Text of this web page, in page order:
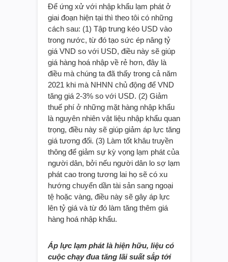
Để ứng xử với nhập khẩu lạm phát ở
giai đoạn hiện tại thì theo tôi có những
cách sau: (1) Tập trung kéo USD vào
trong nước, từ đó tạo sức ép nâng tỷ
giá VND so với USD, điều này sẽ giúp
giá hàng hoá nhập về rẻ hơn, đây là
điều mà chúng ta đã thấy trong cả năm
2021 khi mà NHNN chủ động để VND
tăng giá 2-3% so với USD. (2) Giảm
thuế phí ở những mặt hàng nhập khẩu
là nguyên nhiên vật liệu nhập khẩu quan
trọng, điều này sẽ giúp giảm áp lực tăng
giá tương đối. (3) Làm tốt khâu truyền
thông để giảm sự kỳ vọng lạm phát của
người dân, bởi nếu người dân lo sợ lạm
phát cao trong tương lai họ sẽ có xu
hướng chuyển dần tài sản sang ngoại
tệ hoặc vàng, điều này sẽ gây áp lực
lên tỷ giá và từ đó làm tăng thêm giá
hàng hoá nhập khẩu.
Áp lực lạm phát là hiện hữu, liệu có
cuộc chạy đua tăng lãi suất sắp tới